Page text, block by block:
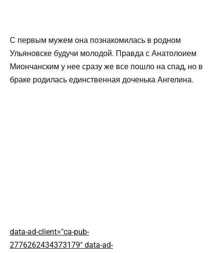
С первым мужем она познакомилась в родном
Ульяновске будучи молодой. Правда с Анатолоием
Миончанским у нее сразу же все пошло на спад, но в
браке родилась единственная доченька Ангелина.
data-ad-client="ca-pub-
2776262434373179" data-ad-